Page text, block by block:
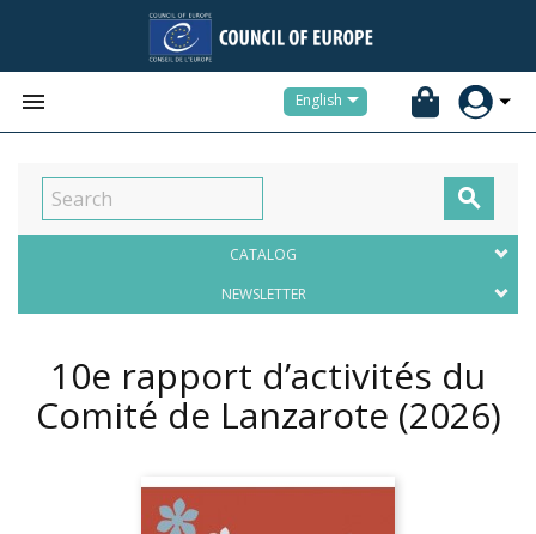
 English

CATALOG
NEWSLETTER
10e rapport d’activités du
Comité de Lanzarote (2026)